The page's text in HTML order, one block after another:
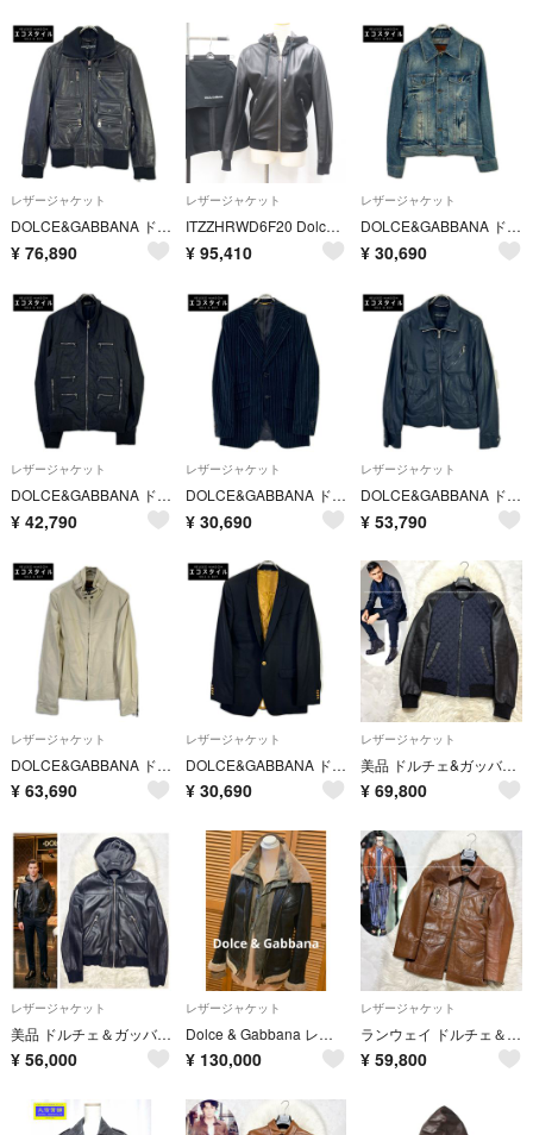
レザージャケット
DOLCE&GABBANA ドルチェアンドガッバーナ G9500L ブラック レザー リブニット ジップアップジャケット 44
¥ 76,890
レザージャケット
ITZZHRWD6F20 Dolce&Gabbana ドルチェ＆ガッバーナ フーデッド ラム 羊革 レザー ジャケット アウター トップス ブラック 黒 メンズ サイズ44
¥ 95,410
レザージャケット
DOLCE&GABBANA ドルチェアンドガッバーナ G9B81D インディゴ ポケット付 デニムジャケット 46
¥ 30,690
レザージャケット
DOLCE&GABBANA ドルチェアンドガッバーナ G9I23T ブラック ナイロン マルチポケットジャケット 46
¥ 42,790
レザージャケット
DOLCE&GABBANA ドルチェアンドガッバーナ G2018T ネイビー ベロア 裏地ロゴ テーラードジャケット 46
¥ 30,690
レザージャケット
DOLCE&GABBANA ドルチェアンドガッバーナ G9I33L ネイビー ラムレザー ジップアップレザージャケット 46
¥ 53,790
レザージャケット
DOLCE&GABBANA ドルチェアンドガッバーナ G9708L ホワイト シープスキン ライダースジャケット 46
¥ 63,690
レザージャケット
DOLCE&GABBANA ドルチェアンドガッバーナ G2858T ブラック ヴァージンウール100 金ボタン ブレザー
¥ 30,690
レザージャケット
美品 ドルチェ&ガッバーナ レザー切替 ダイヤチェック ブルゾン ジャケット
¥ 69,800
レザージャケット
美品 ドルチェ＆ガッバーナ ZIP UP フード付き レザージャケット 黒 46
¥ 56,000
レザージャケット
Dolce & Gabbana レザーミリタリージャケット
¥ 130,000
レザージャケット
ランウェイ ドルチェ＆ガッバーナ ZIP UP レザー ジャケット 44
¥ 59,800